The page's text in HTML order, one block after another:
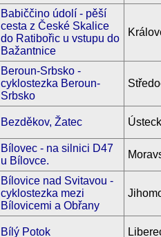
Babiččino údolí - pěší
cesta z České Skalice
do Ratibořic u vstupu do
Bažantnice
Beroun-Srbsko -
cyklostezka Beroun-
Srbsko
Bezděkov, Žatec
Bílovec - na silnici D47
u Bílovce.
Bílovice nad Svitavou -
cyklostezka mezi
Bílovicemi a Obřany
Bílý Potok